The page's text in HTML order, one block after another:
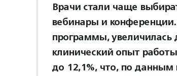
Врачи стали чаще
вебинары и
программы, увеличилась
клинический опыт
до 12,1%, что, по данным